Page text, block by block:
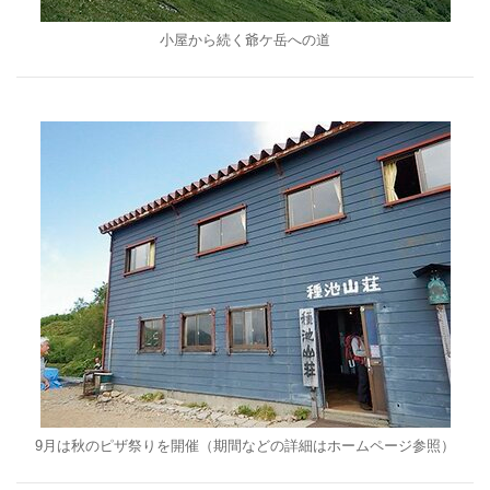
小屋から続く爺ケ岳への道
9月は秋のピザ祭りを開催（期間などの詳細はホームページ参照）